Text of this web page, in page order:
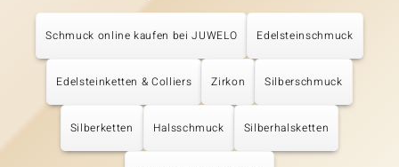
Schmuck online kaufen bei JUWELO Edelsteinschmuck
Edelsteinketten & Colliers Zirkon Silberschmuck
Silberketten Halsschmuck Silberhalsketten